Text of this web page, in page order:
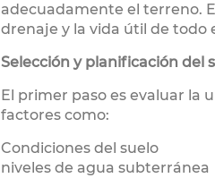
adecuadamente el terreno.
drenaje y la vida útil de todo
Selección y planificación del
El primer paso es evaluar la
factores como:
Condiciones del suelo
niveles de agua subterránea